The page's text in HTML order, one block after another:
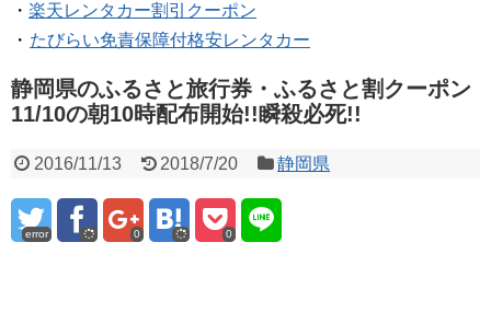
・ 楽天レンタカー割引クーポン
・ たびらい免責保障付格安レンタカー
静岡県のふるさと旅行券・ふるさと割クーポン
11/10の朝10時配布開始!!瞬殺必死!!
2016/11/13 2018/7/20 静岡県
error 0 0